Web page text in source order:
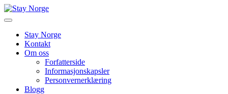
Skip
to
Stay Norge
Kontakt
Om oss
Forfatterside
Informasjonskapsler
Personvernerklæring
Blogg